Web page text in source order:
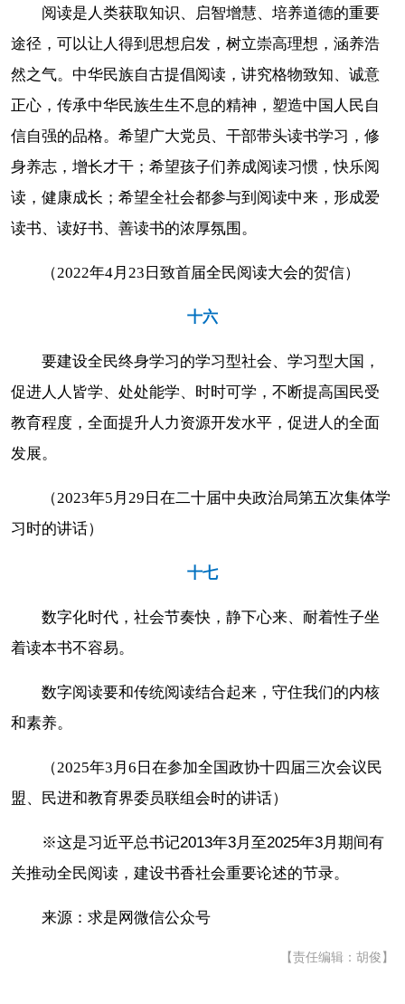
阅读是人类获取知识、启智增慧、培养道德的重要
途径，可以让人得到思想启发，树立崇高理想，涵养浩
然之气。中华民族自古提倡阅读，讲究格物致知、诚意
正心，传承中华民族生生不息的精神，塑造中国人民自
信自强的品格。希望广大党员、干部带头读书学习，修
身养志，增长才干；希望孩子们养成阅读习惯，快乐阅
读，健康成长；希望全社会都参与到阅读中来，形成爱
读书、读好书、善读书的浓厚氛围。
（2022年4月23日致首届全民阅读大会的贺信）
十六
要建设全民终身学习的学习型社会、学习型大国，
促进人人皆学、处处能学、时时可学，不断提高国民受
教育程度，全面提升人力资源开发水平，促进人的全面
发展。
（2023年5月29日在二十届中央政治局第五次集体学
习时的讲话）
十七
数字化时代，社会节奏快，静下心来、耐着性子坐
着读本书不容易。
数字阅读要和传统阅读结合起来，守住我们的内核
和素养。
（2025年3月6日在参加全国政协十四届三次会议民
盟、民进和教育界委员联组会时的讲话）
※这是习近平总书记2013年3月至2025年3月期间有
关推动全民阅读，建设书香社会重要论述的节录。
来源：求是网微信公众号
【责任编辑：胡俊】